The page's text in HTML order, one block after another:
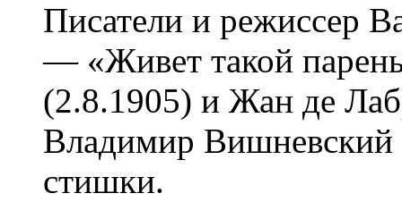
Писатели и режиссер
— «Живет такой
(2.8.1905) и Жан де
Владимир
стишки.